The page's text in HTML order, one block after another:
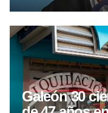
Galeón 30